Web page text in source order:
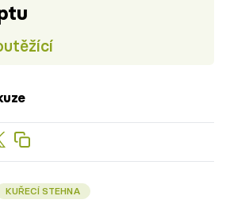
KUŘECÍ STEHNA